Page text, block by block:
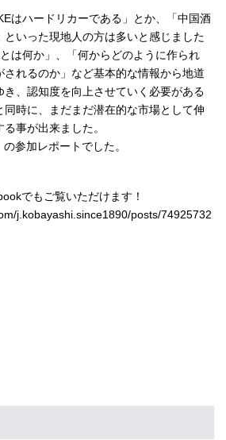
はハードリカーである」とか、「中国酒
といった現地人の方は多いと感じました
は何か」、「何からどのように作られ
れるのか」など基本的な情報から地道
き、認知度を向上させていく必要がある
同時に、まだまだ潜在的な市場として伸
事が出来ました。
参加レポートでした。
でもご覧いただけます！
j.kobayashi.since1890/posts/74925732